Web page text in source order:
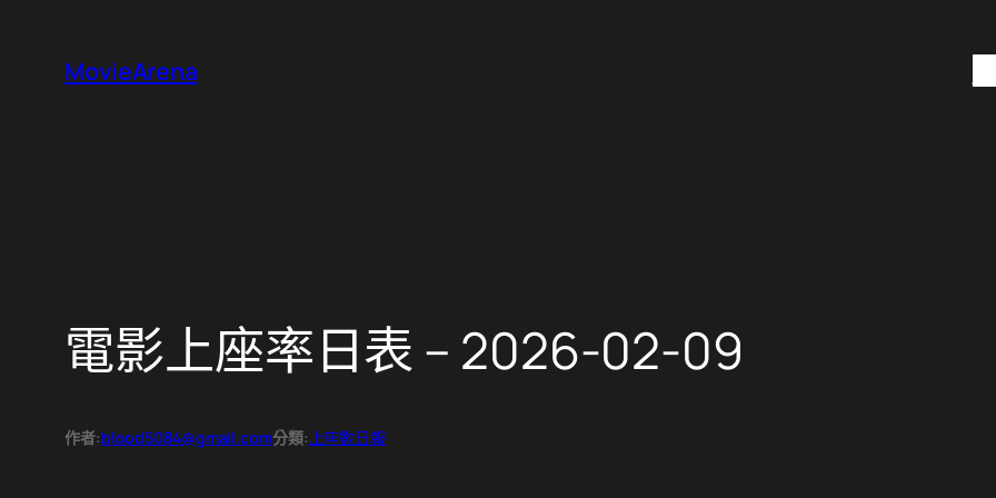
MovieArena
電影上座率日表 – 2026-02-09
作者:blood5084@gmail.com分類: 上座數日報